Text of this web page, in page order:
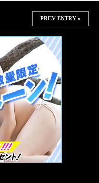
PREV ENTRY »